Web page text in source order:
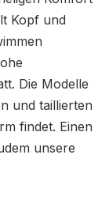
Kopf und
Die Modelle
und taillierten
findet. Einen
unsere